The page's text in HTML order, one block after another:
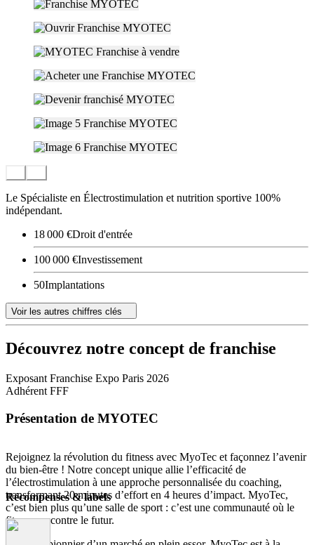
Le Spécialiste en Électrostimulation et nutrition sportive 100%
indépendant.
18 000 €Droit d'entrée
100 000 €Investissement
50Implantations
Voir les autres chiffres clés
Découvrez notre concept de franchise
Exposant Franchise Expo Paris 2026
Adhérent FFF
Présentation de MYOTEC
Rejoignez la révolution du fitness avec MyoTec et façonnez l’avenir
du bien-être ! Notre concept unique allie l’efficacité de
l’électrostimulation à une approche personnalisée du coaching,
transformant 20 minutes d’effort en 4 heures d’impact. MyoTec,
c’est bien plus qu’une salle de sport : c’est une communauté où le
fitness rencontre le futur.
Récompenses & labels